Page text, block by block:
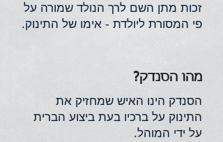
זכות מתן השם לרך הנולד שמורה על
פי המסורת ליולדת - אימו של התינוק.
מהו הסנדק?
הסנדק הינו האיש שמחזיק את
התינוק על ברכיו בעת ביצוע הברית
על ידי המוהל.